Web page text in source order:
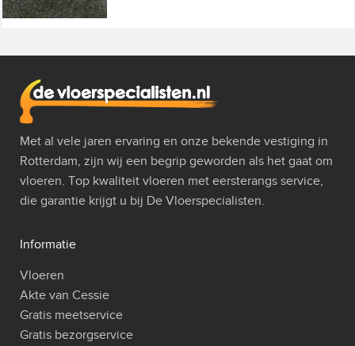
Met al vele jaren ervaring en onze bekende vestiging in
Rotterdam, zijn wij een begrip geworden als het gaat om
vloeren. Top kwaliteit vloeren met eersterangs service,
die garantie krijgt u bij De Vloerspecialisten.
Informatie
Vloeren
Akte van Cessie
Gratis meetservice
Gratis bezorgservice